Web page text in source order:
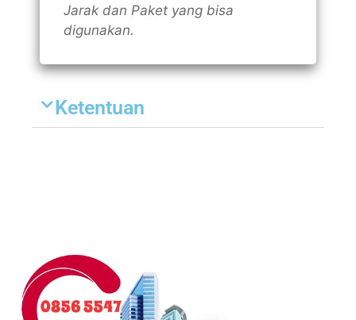
Jarak dan Paket yang bisa
digunakan.
Ketentuan